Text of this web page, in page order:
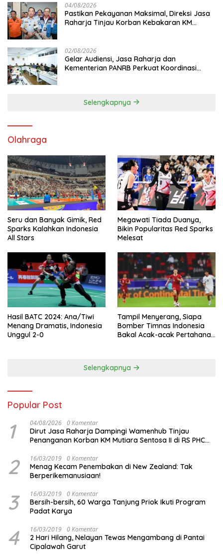
04/08/2026
Pastikan Pekayanan Maksimal, Direksi Jasa
Raharja Tinjau Korban Kebakaran KM
02/08/2026
Gelar Audiensi, Jasa Raharja dan
Kementerian PANRB Perkuat Koordinasi
Selengkapnya
Olahraga
Seru dan Banyak Gimik, Red
Sparks Kalahkan Indonesia
All Stars
Megawati Tiada Duanya,
Bikin Popularitas Red Sparks
Melesat
Hasil BATC 2024: Ana/Tiwi
Menang Dramatis, Indonesia
Unggul 2-0
Tampil Menyerang, Siapa
Bomber Timnas Indonesia
Bakal Acak-acak Pertahanan
Selengkapnya
Popular Post
1 04/08/2026 0 Komentar
Dirut Jasa Raharja Dampingi Wamenhub Tinjau
Penanganan Korban KM Mutiara Sentosa II di RS PHC
2 16/03/2019 0 Komentar
Menag Kecam Penembakan di New Zealand: Tak
Berperikemanusiaan!
3 16/03/2019 0 Komentar
Bersih-bersih, 60 Warga Tanjung Priok Ikuti Program
Padat Karya
4 16/03/2019 0 Komentar
2 Hari Hilang, Nelayan Tewas Mengambang di Pantai
Cipalawah Garut